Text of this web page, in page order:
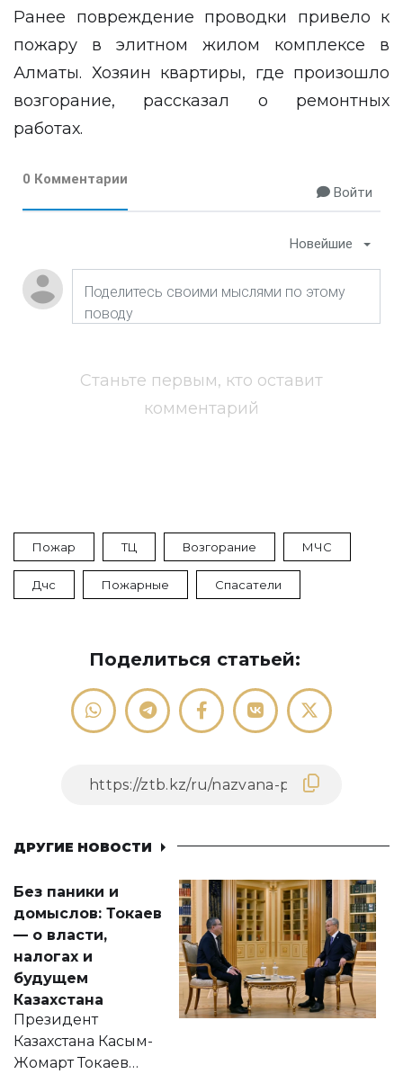
Ранее повреждение проводки привело к
пожару в элитном жилом комплексе в
Алматы. Хозяин квартиры, где произошло
возгорание, рассказал о ремонтных
работах.
0 Комментарии
Войти
Новейшие
Станьте первым, кто оставит
комментарий
Пожар ТЦ Возгорание МЧС
Дчс Пожарные Спасатели
Поделиться статьей:
ДРУГИЕ НОВОСТИ
Без паники и
домыслов: Токаев
— о власти,
налогах и
будущем
Казахстана
Президент
Казахстана Касым-
Жомарт Токаев